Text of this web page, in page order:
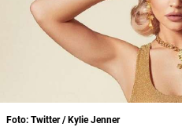
Foto: Twitter / Kylie Jenner